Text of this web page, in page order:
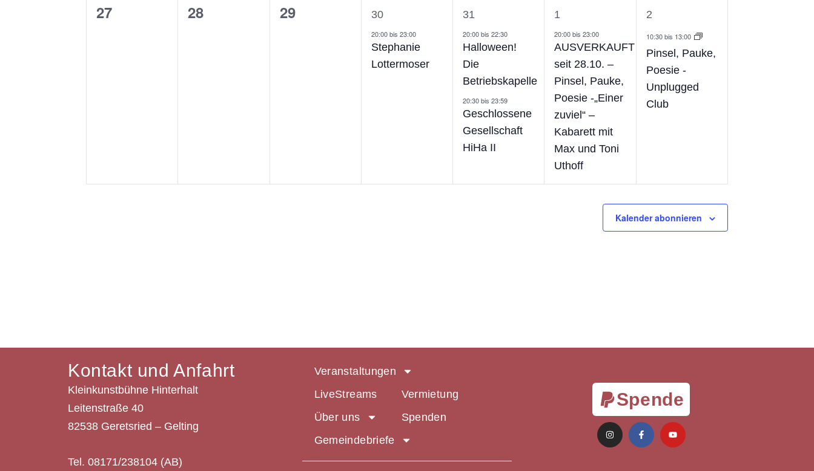
0
27
0
28
0
Veranstaltungen,
29
1
Veranstaltung,
30
20:00bis 23:00
Stephanie
Lottermoser
2
Veranstaltungen,
31
20:00bis22:30
Halloween!
Die
Betriebskapelle
20:30bis23:59
Geschlossene
Gesellschaft
HiHa II
1
Veranstaltung,
1
20:00bis23:00
AUSVERKAUFT
seit 28.10. –
Pinsel, Pauke,
Poesie -„Einer
zuviel“ –
Kabarett mit
Max und Toni
Uthoff
1
Veranstaltung,
2
10:30bis 13:00
Pinsel, Pauke,
Poesie -
Unplugged
Club
Kalender abonnieren
Kontakt und Anfahrt
Kleinkunstbühne Hinterhalt
Leitenstraße 40
82538 Geretsried – Gelting
Tel. 08171/238104 (AB)
Veranstaltungen
LiveStreams
Vermietung
Über uns
Spenden
Gemeindebriefe
Spende